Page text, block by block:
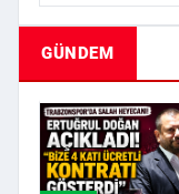
GÜNDEM